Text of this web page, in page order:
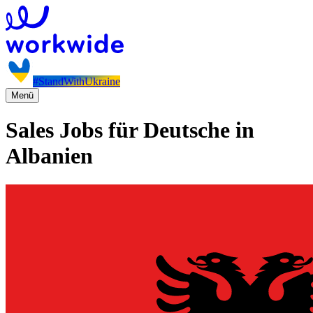
#StandWithUkraine
Menü
Sales Jobs für Deutsche in
Albanien